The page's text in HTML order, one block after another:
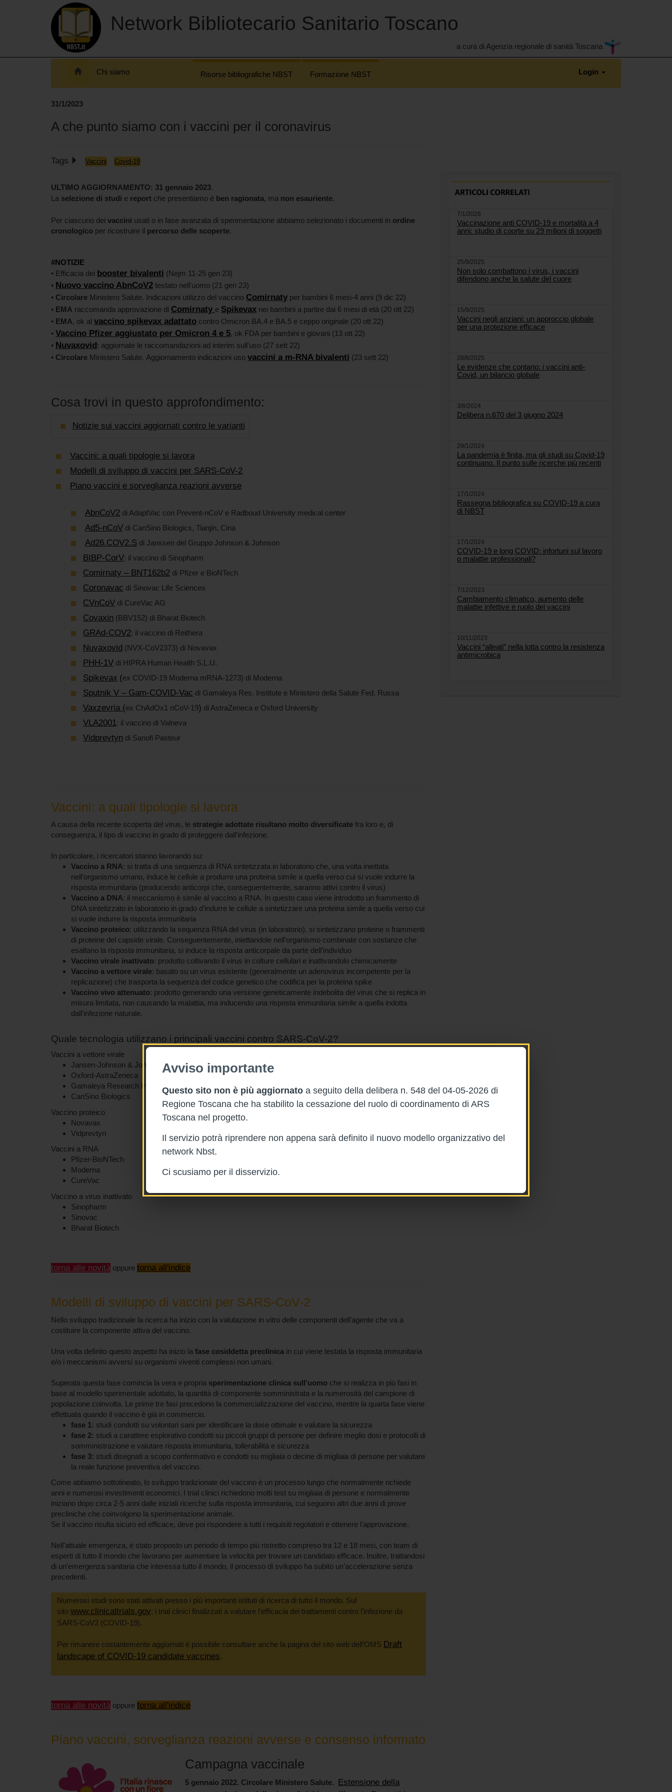
Avviso importante
Questo sito non è più aggiornato a seguito della delibera n. 548 del 04-05-2026 di
Regione Toscana che ha stabilito la cessazione del ruolo di coordinamento di ARS
Toscana nel progetto.
Il servizio potrà riprendere non appena sarà definito il nuovo modello organizzativo del
network Nbst.
Ci scusiamo per il disservizio.
Network Bibliotecario Sanitario Toscano
a cura di Agenzia regionale di sanità Toscana
Chi siamo Risorse bibliografiche NBST Formazione NBST Login
31/1/2023
A che punto siamo con i vaccini per il coronavirus
Tags Vaccini Covid-19
ULTIMO AGGIORNAMENTO: 31 gennaio 2023.
La selezione di studi e report che presentiamo è ben ragionata, ma non esauriente.
Per ciascuno dei vaccini usati o in fase avanzata di sperimentazione abbiamo selezionato i documenti in ordine
cronologico per ricostruire il percorso delle scoperte.
#NOTIZIE
• Efficacia dei booster bivalenti (Nejm 11-25 gen 23)
• Nuovo vaccino AbnCoV2 testato nell'uomo (21 gen 23)
• Circolare Ministero Salute. Indicazioni utilizzo del vaccino Comirnaty per bambini 6 mesi-4 anni (9 dic 22)
• EMA raccomanda approvazione di Comirnaty e Spikevax nei bambini a partire dai 6 mesi di età (20 ott 22)
• EMA, ok al vaccino spikevax adattato contro Omicron BA.4 e BA.5 e ceppo originale (20 ott 22)
• Vaccino Pfizer aggiustato per Omicron 4 e 5, ok FDA per bambini e giovani (13 ott 22)
• Nuvaxovid: aggiornate le raccomandazioni ad interim sull'uso (27 sett 22)
• Circolare Ministero Salute. Aggiornamento indicazioni uso vaccini a m-RNA bivalenti (23 sett 22)
Cosa trovi in questo approfondimento:
Notizie sui vaccini aggiornati contro le varianti
Vaccini: a quali tipologie si lavora
Modelli di sviluppo di vaccini per SARS-CoV-2
Piano vaccini e sorveglianza reazioni avverse
AbnCoV2 di AdaptVac con Prevent-nCoV e Radboud University medical center
Ad5-nCoV di CanSino Biologics, Tianjin, Cina
Ad26.COV2.S di Janssen del Gruppo Johnson & Johnson
BIBP-CorV: il vaccino di Sinopharm
Comirnaty – BNT162b2 di Pfizer e BioNTech
Coronavac di Sinovac Life Sciences
CVnCoV di CureVac AG
Covaxin (BBV152) di Bharat Biotech
GRAd-COV2: il vaccino di Reithera
Nuvaxovid (NVX-CoV2373) di Novavax
PHH-1V di HIPRA Human Health S.L.U.
Spikevax (ex COVID-19 Moderna mRNA-1273) di Moderna
Sputnik V – Gam-COVID-Vac di Gamaleya Res. Institute e Ministero della Salute Fed. Russa
Vaxzevria (ex ChAdOx1 nCoV-19) di AstraZeneca e Oxford University
VLA2001 : il vaccino di Valneva
Vidprevtyn di Sanofi Pasteur
Vaccini: a quali tipologie si lavora
A causa della recente scoperta del virus, le strategie adottate risultano molto diversificate fra loro e, di
conseguenza, il tipo di vaccino in grado di proteggere dall’infezione.
In particolare, i ricercatori stanno lavorando su:
Vaccino a RNA: si tratta di una sequenza di RNA sintetizzata in laboratorio che, una volta iniettata
nell’organismo umano, induce le cellule a produrre una proteina simile a quella verso cui si vuole indurre la
risposta immunitaria (producendo anticorpi che, conseguentemente, saranno attivi contro il virus)
Vaccino a DNA: il meccanismo è simile al vaccino a RNA. In questo caso viene introdotto un frammento di
DNA sintetizzato in laboratorio in grado d’indurre le cellule a sintetizzare una proteina simile a quella verso cui
si vuole indurre la risposta immunitaria
Vaccino proteico: utilizzando la sequenza RNA del virus (in laboratorio), si sintetizzano proteine o frammenti
di proteine del capside virale. Conseguentemente, iniettandole nell’organismo combinate con sostanze che
esaltano la risposta immunitaria, si induce la risposta anticorpale da parte dell’individuo
Vaccino virale inattivato: prodotto coltivando il virus in colture cellulari e inattivandolo chimicamente
Vaccino a vettore virale: basato su un virus esistente (generalmente un adenovirus incompetente per la
replicazione) che trasporta la sequenza del codice genetico che codifica per la proteina spike
Vaccino vivo attenuato: prodotto generando una versione geneticamente indebolita del virus che si replica in
misura limitata, non causando la malattia, ma inducendo una risposta immunitaria simile a quella indotta
dall'infezione naturale.
Quale tecnologia utilizzano i principali vaccini contro SARS-CoV-2?
Vaccini a vettore virale
Jansen-Johnson & Johnson
Oxford-AstraZeneca
Gamaleya Research Institute
CanSino Biologics
Vaccino proteico
Novavax
Vidprevtyn
Vaccini a RNA
Pfizer-BioNTech
Moderna
CureVac
Vaccino a virus inattivato
Sinopharm
Sinovac
Bharat Biotech
torna alle novità oppure torna all'indice
Modelli di sviluppo di vaccini per SARS-CoV-2
Nello sviluppo tradizionale la ricerca ha inizio con la valutazione in vitro delle componenti dell’agente che va a
costituire la componente attiva del vaccino.
Una volta definito questo aspetto ha inizio la fase cosiddetta preclinica in cui viene testata la risposta immunitaria
e/o i meccanismi avversi su organismi viventi complessi non umani.
Superata questa fase comincia la vera e propria sperimentazione clinica sull’uomo che si realizza in più fasi in
base al modello sperimentale adottato, la quantità di componente somministrata e la numerosità del campione di
popolazione coinvolta. Le prime tre fasi precedono la commercializzazione del vaccino, mentre la quarta fase viene
effettuata quando il vaccino è già in commercio.
fase 1: studi condotti su volontari sani per identificare la dose ottimale e valutare la sicurezza
fase 2: studi a carattere esplorativo condotti su piccoli gruppi di persone per definire meglio dosi e protocolli di
somministrazione e valutare risposta immunitaria, tollerabilità e sicurezza
fase 3: studi disegnati a scopo confermativo e condotti su migliaia o decine di migliaia di persone per valutare
la reale funzione preventiva del vaccino.
Come abbiamo sottolineato, lo sviluppo tradizionale del vaccino è un processo lungo che normalmente richiede
anni e numerosi investimenti economici. I trial clinici richiedono molti test su migliaia di persone e normalmente
iniziano dopo circa 2-5 anni dalle iniziali ricerche sulla risposta immunitaria, cui seguono altri due anni di prove
precliniche che coinvolgono la sperimentazione animale.
Se il vaccino risulta sicuro ed efficace, deve poi rispondere a tutti i requisiti regolatori e ottenere l'approvazione.
Nell'attuale emergenza, è stato proposto un periodo di tempo più ristretto compreso tra 12 e 18 mesi, con team di
esperti di tutto il mondo che lavorano per aumentare la velocità per trovare un candidato efficace. Inoltre, trattandosi
di un’emergenza sanitaria che interessa tutto il mondo, il processo di sviluppo ha subito un’accelerazione senza
precedenti.
Numerosi studi sono stati attivati presso i più importanti istituti di ricerca di tutto il mondo. Sul
sito www.clinicaltrials.gov: i trial clinici finalizzati a valutare l’efficacia dei trattamenti contro l’infezione da
SARS-CoV2 (COVID-19).
Per rimanere costantemente aggiornati è possibile consultare anche la pagina del sito web dell’OMS Draft
landscape of COVID-19 candidate vaccines.
torna alle novità oppure torna all'indice
Piano vaccini, sorveglianza reazioni avverse e consenso informato
Campagna vaccinale
5 gennaio 2022. Circolare Ministero Salute. Estensione della
7/1/2026
Vaccinazione anti COVID-19 e mortalità a 4
anni: studio di coorte su 29 milioni di soggetti
25/9/2025
Non solo combattono i virus, i vaccini
difendono anche la salute del cuore
15/9/2025
Vaccini negli anziani: un approccio globale
per una protezione efficace
28/8/2025
Le evidenze che contano: i vaccini anti-
Covid, un bilancio globale
3/6/2024
Delibera n.670 del 3 giugno 2024
29/1/2024
La pandemia è finita, ma gli studi su Covid-19
continuano. Il punto sulle ricerche più recenti
17/1/2024
Rassegna bibliografica su COVID-19 a cura
di NBST
17/1/2024
COVID-19 e long COVID: infortuni sul lavoro
o malattie professionali?
7/12/2023
Cambiamento climatico, aumento delle
malattie infettive e ruolo dei vaccini
10/11/2023
Vaccini “alleati” nella lotta contro la resistenza
antimicrobica